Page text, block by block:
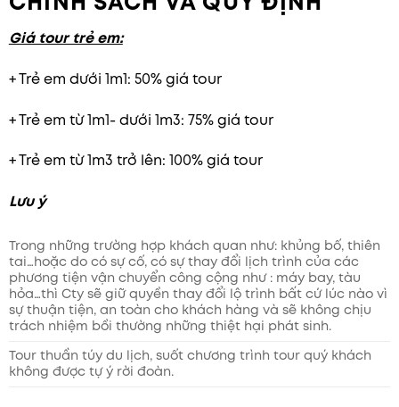
Giá tour trẻ em:
+ Trẻ em dưới 1m1: 50% giá tour
+ Trẻ em từ 1m1- dưới 1m3: 75% giá tour
+ Trẻ em từ 1m3 trở lên: 100% giá tour
Lưu ý
Trong những trường hợp khách quan như: khủng bố, thiên
tai…hoặc do có sự cố, có sự thay đổi lịch trình của các
phương tiện vận chuyển công cộng như : máy bay, tàu
hỏa…thì Cty sẽ giữ quyền thay đổi lộ trình bất cứ lúc nào vì
sự thuận tiện, an toàn cho khách hàng và sẽ không chịu
trách nhiệm bồi thường những thiệt hại phát sinh.
Tour thuần túy du lịch, suốt chương trình tour quý khách
không được tự ý rời đoàn.